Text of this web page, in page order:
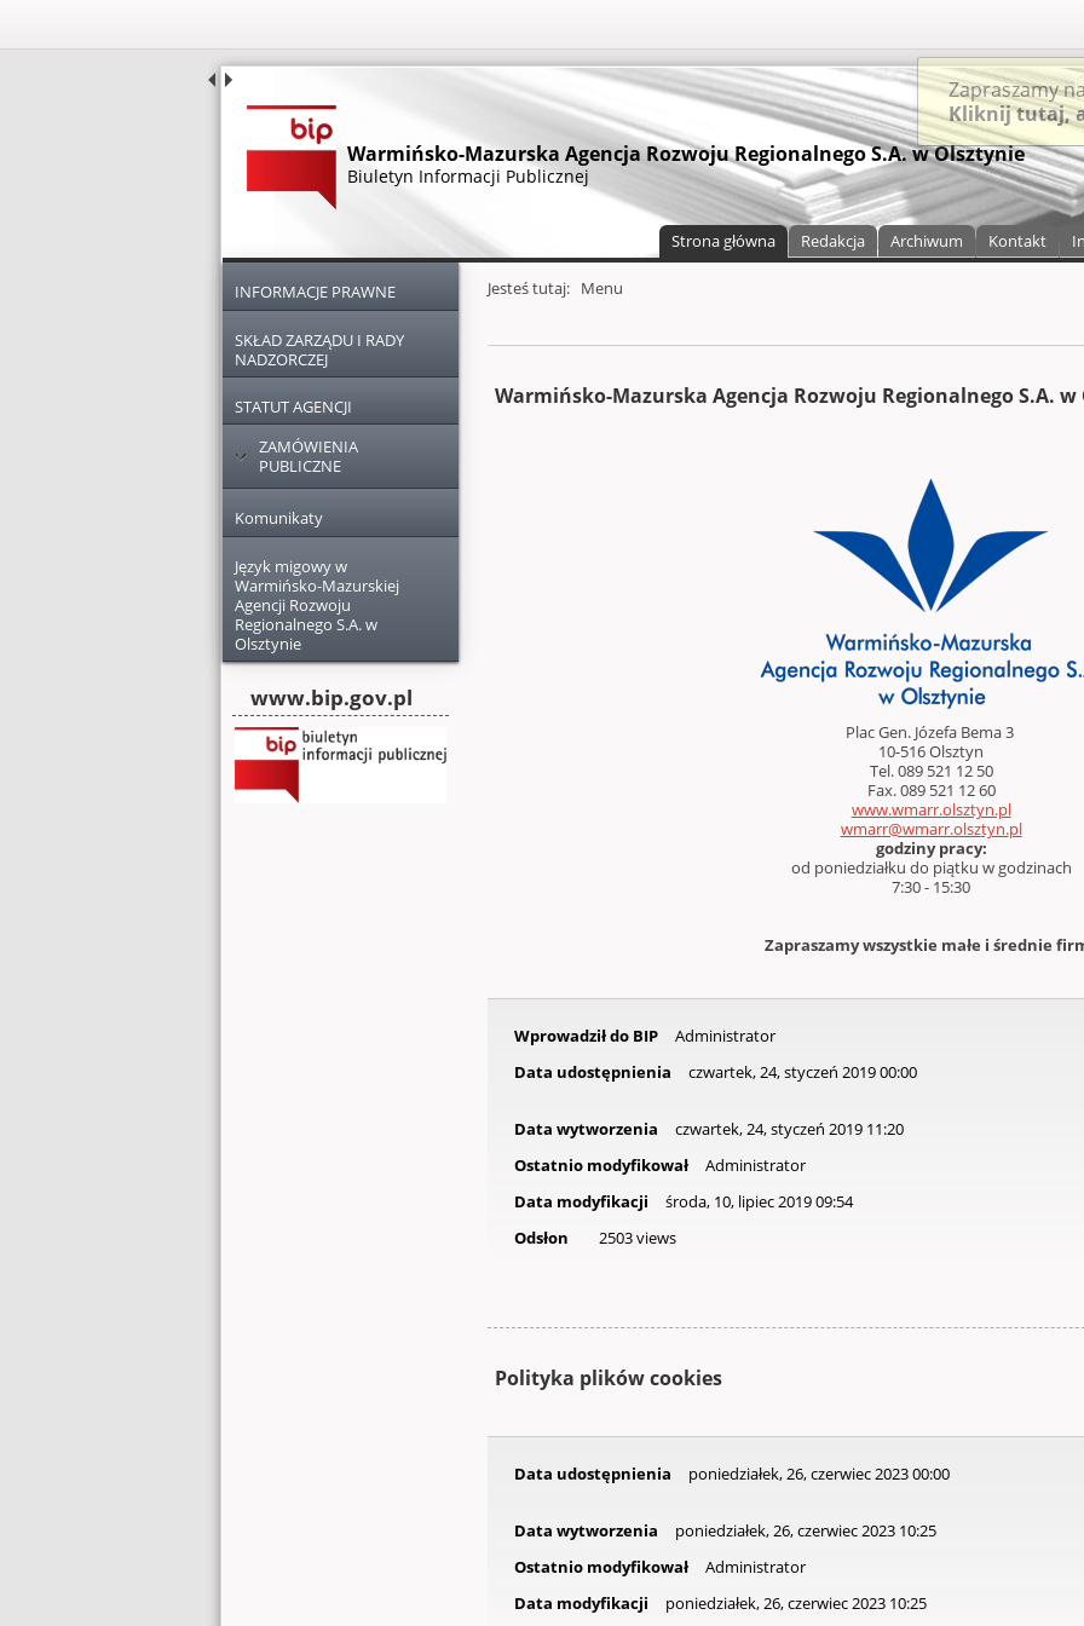
Zapraszamy
Kliknij tutaj,
Warmińsko-Mazurska Agencja Rozwoju Regionalnego S.A. w Olsztynie
Biuletyn Informacji Publicznej
Strona główna Redakcja Archiwum Kontakt
Dodatkowe zasoby (lewa kolumna)
INFORMACJE PRAWNE
SKŁAD ZARZĄDU I RADY
NADZORCZEJ
STATUT AGENCJI
ZAMÓWIENIA
PUBLICZNE
Archiwum
Komunikaty
Język migowy w
Warmińsko-Mazurskiej
Agencji Rozwoju
Regionalnego S.A. w
Olsztynie
www.bip.gov.pl
Głównej zawartości
Jesteś tutaj: Menu
Warmińsko-Mazurska Agencja Rozwoju Regionalnego S.A.
Plac Gen. Józefa Bema 3
10-516 Olsztyn
Tel. 089 521 12 50
Fax. 089 521 12 60
www.wmarr.olsztyn.pl
godziny pracy:
od poniedziałku do piątku w godzinach
7:30 - 15:30
Zapraszamy wszystkie małe i średnie
Wprowadził do BIP
Administrator
Data udostępnienia
czwartek, 24, styczeń 2019 00:00
Data wytworzenia
czwartek, 24, styczeń 2019 11:20
Ostatnio modyfikował
Administrator
Data modyfikacji
środa, 10, lipiec 2019 09:54
Odsłon
2503 views
Polityka plików cookies
Data udostępnienia poniedziałek, 26, czerwiec 2023 00:00
Data wytworzenia
poniedziałek, 26, czerwiec 2023 10:25
Ostatnio modyfikował
Administrator
Data modyfikacji
poniedziałek, 26, czerwiec 2023 10:25